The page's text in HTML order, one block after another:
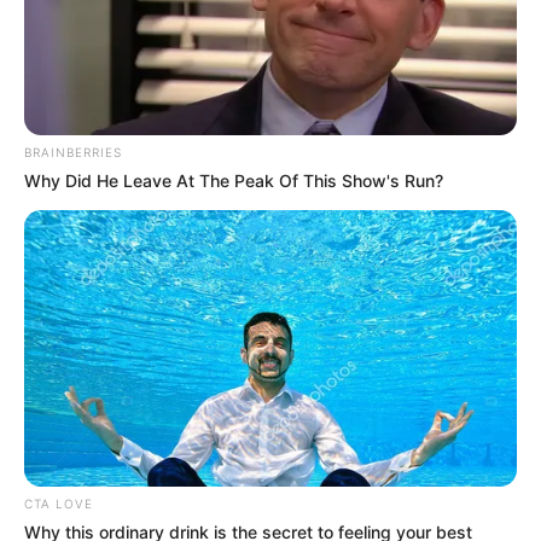
Imagen Ilustrativa
Por:Alerta Tolima
Febrero 28, 2019
COMPARTIR
BRAINBERRIES
Why Did He Leave At The Peak Of This Show's Run?
CTA LOVE
Why this ordinary drink is the secret to feeling your best